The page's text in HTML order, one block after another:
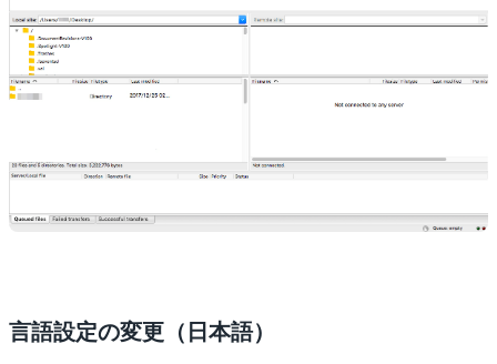
言語設定の変更（日本語）